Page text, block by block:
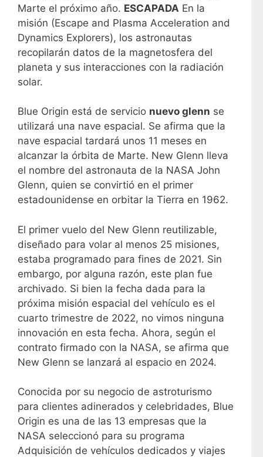
Marte el próximo año. ESCAPADA En la
misión (Escape and Plasma Acceleration and
Dynamics Explorers), los astronautas
recopilarán datos de la magnetosfera del
planeta y sus interacciones con la radiación
solar.
Blue Origin está de servicio nuevo glenn se
utilizará una nave espacial. Se afirma que la
nave espacial tardará unos 11 meses en
alcanzar la órbita de Marte. New Glenn lleva
el nombre del astronauta de la NASA John
Glenn, quien se convirtió en el primer
estadounidense en orbitar la Tierra en 1962.
El primer vuelo del New Glenn reutilizable,
diseñado para volar al menos 25 misiones,
estaba programado para fines de 2021. Sin
embargo, por alguna razón, este plan fue
archivado. Si bien la fecha dada para la
próxima misión espacial del vehículo es el
cuarto trimestre de 2022, no vimos ninguna
innovación en esta fecha. Ahora, según el
contrato firmado con la NASA, se afirma que
New Glenn se lanzará al espacio en 2024.
Conocida por su negocio de astroturismo
para clientes adinerados y celebridades, Blue
Origin es una de las 13 empresas que la
NASA seleccionó para su programa
Adquisición de vehículos dedicados y viajes